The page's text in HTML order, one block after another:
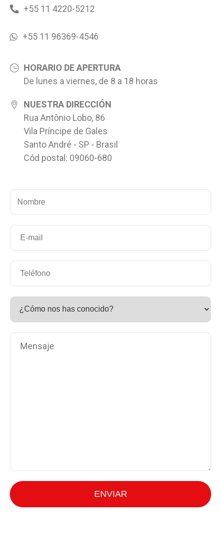
+55 11 4220-5212
+55 11 96369-4546
HORARIO DE APERTURA
De lunes a viernes, de 8 a 18 horas
NUESTRA DIRECCIÓN
Rua Antônio Lobo, 86
Vila Príncipe de Gales
Santo André - SP - Brasil
Cód postal: 09060-680